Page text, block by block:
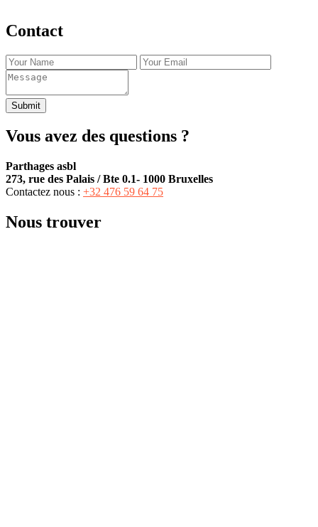
Contact
Submit
Vous avez des questions ?
Parthages asbl
273, rue des Palais / Bte 0.1- 1000 Bruxelles
Contactez nous : +32 476 59 64 75‬
Nous trouver